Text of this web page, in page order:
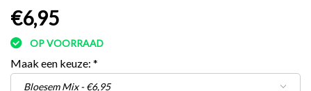
€6,95
OP VOORRAAD
Maak een keuze: *